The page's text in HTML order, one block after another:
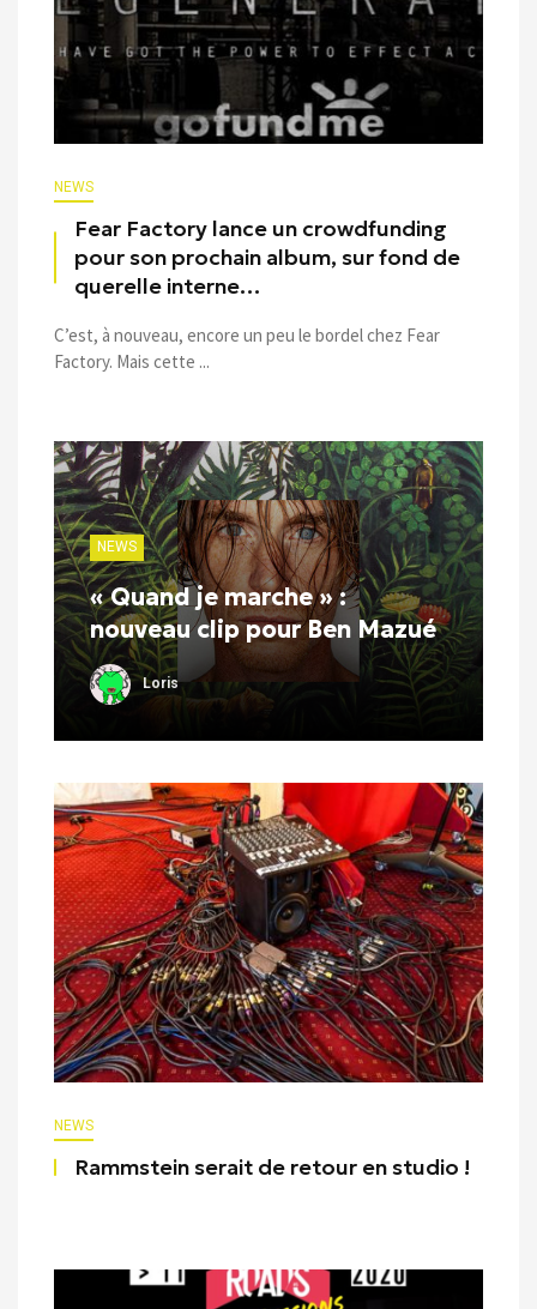
NEWS
Fear Factory lance un crowdfunding
pour son prochain album, sur fond de
querelle interne…
C’est, à nouveau, encore un peu le bordel chez Fear
Factory. Mais cette ...
NEWS
« Quand je marche » :
nouveau clip pour Ben Mazué
Loris
NEWS
Rammstein serait de retour en studio !